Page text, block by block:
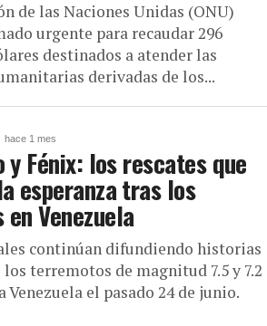
de las Naciones Unidas (ONU)
urgente para recaudar 296
destinados a atender las
derivadas de los...
hace 1 mes
y Fénix: los rescates que
esperanza tras los
Venezuela
continúan difundiendo historias
terremotos de magnitud 7.5 y 7.2
Venezuela el pasado 24 de junio.